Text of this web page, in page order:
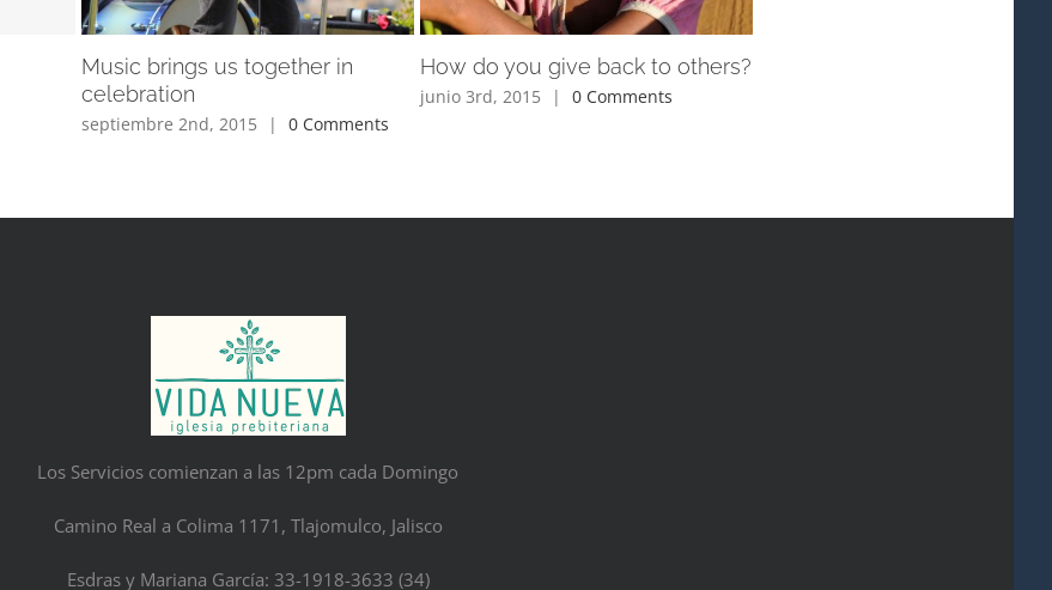
Music brings us together in
celebration
septiembre 2nd, 2015 | 0 Comments
How do you give back to others?
junio 3rd, 2015 | 0 Comments
Los Servicios comienzan a las 12pm cada Domingo
Camino Real a Colima 1171, Tlajomulco, Jalisco
Esdras y Mariana García: 33-1918-3633 (34)